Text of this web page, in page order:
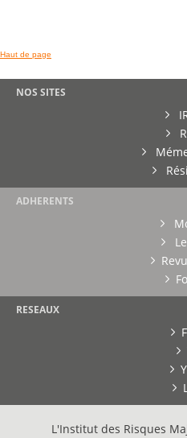
Haut de page
NOS SITES
ADHERENTS
RESEAUX
L'Institut des Risques